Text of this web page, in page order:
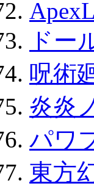
ドー
呪術
炎炎
パワ
東方